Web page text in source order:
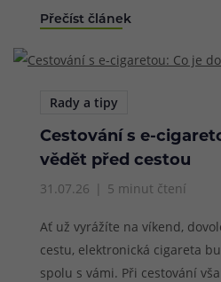
už od prvních vteřin
stále skvělé výsledky a rádi
uživatelskou recenzi, kterou
testování. Co tedy přináší
jaké jsou jeho výhody a
Přečíst článek
Rady a tipy
Cestování s e-
vědět před cestou
31.07.26
5 minut čtení
Ať už vyrážíte na víkend,
cestu, elektronická cigareta
spolu s vámi. Při cestování